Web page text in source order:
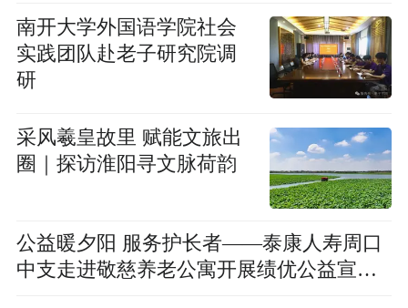
南开大学外国语学院社会
实践团队赴老子研究院调
研
采风羲皇故里 赋能文旅出
圈｜探访淮阳寻文脉荷韵
公益暖夕阳 服务护长者——泰康人寿周口
中支走进敬慈养老公寓开展绩优公益宣传